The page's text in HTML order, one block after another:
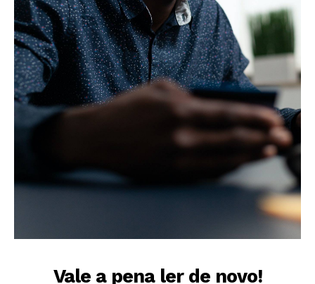
Vale a pena ler de novo!